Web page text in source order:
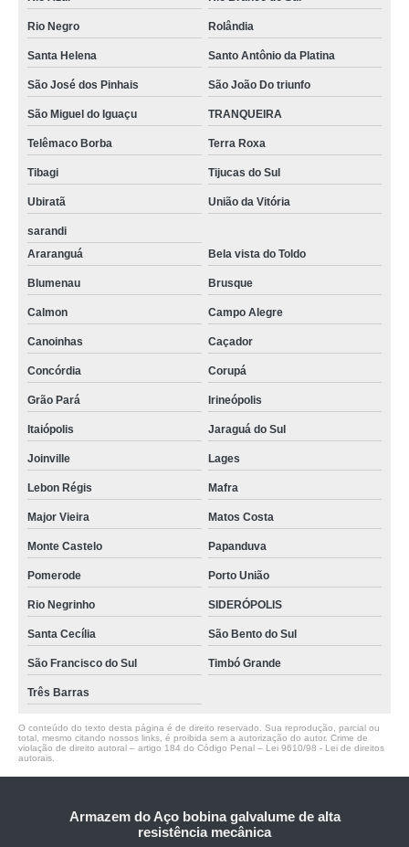
Rio Negro Rolândia
Santa Helena Santo Antônio da Platina
São José dos Pinhais São João Do triunfo
São Miguel do Iguaçu TRANQUEIRA
Telêmaco Borba Terra Roxa
Tibagi Tijucas do Sul
Ubiratã União da Vitória
sarandi
Araranguá
Bela vista do Toldo
Blumenau Brusque
Calmon Campo Alegre
Canoinhas Caçador
Concórdia Corupá
Grão Pará Irineópolis
Itaiópolis Jaraguá do Sul
Joinville Lages
Lebon Régis Mafra
Major Vieira Matos Costa
Monte Castelo Papanduva
Pomerode Porto União
Rio Negrinho SIDERÓPOLIS
Santa Cecília São Bento do Sul
São Francisco do Sul Timbó Grande
Três Barras
O conteúdo do texto desta página é de direito reservado. Sua reprodução, parcial ou
total, mesmo citando nossos links, é proibida sem a autorização do autor. Crime de
violação de direito autoral – artigo 184 do Código Penal – Lei 9610/98 - Lei de direitos
autorais
Armazem do Aço bobina galvalume de alta
resistência mecânica